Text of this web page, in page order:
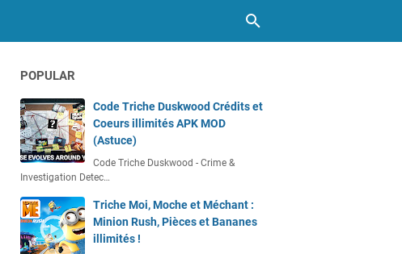
POPULAR
Code Triche Duskwood Crédits et
Coeurs illimités APK MOD
(Astuce)
Code Triche Duskwood - Crime &
Investigation Detec…
Triche Moi, Moche et Méchant :
Minion Rush, Pièces et Bananes
illimités !